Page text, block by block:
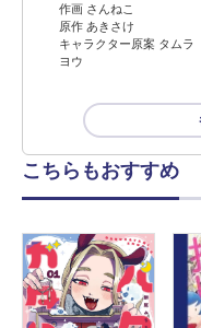
作画 さんねこ
原作 あきさけ
キャラクター原案 タムラ
ヨウ
こちらもおすすめ